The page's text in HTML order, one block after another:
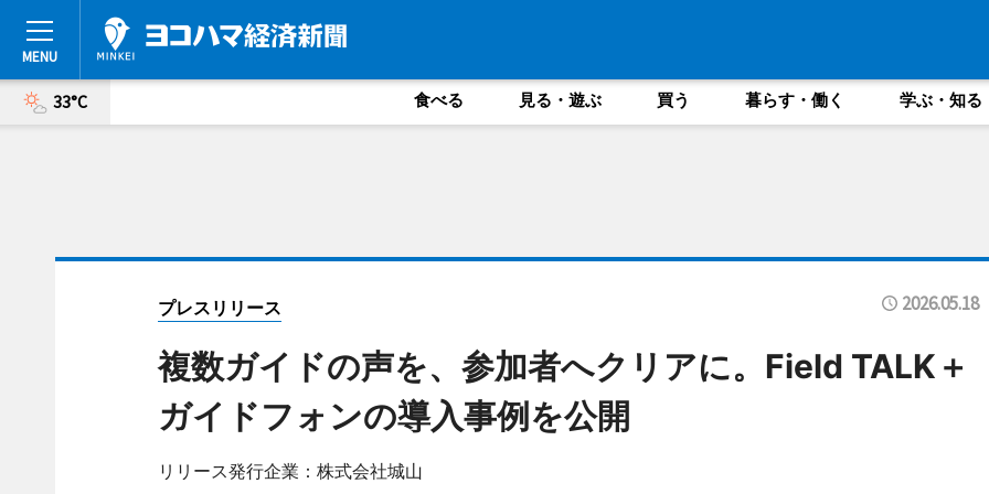
33°C 食べる 見る・遊ぶ 買う 暮らす・働く 学ぶ・知る
プレスリリース 2026.05.18
複数ガイドの声を、参加者へクリアに。Field TALK＋
ガイドフォンの導入事例を公開
リリース発行企業：株式会社城山